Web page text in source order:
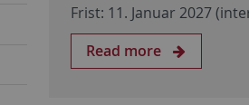
Frist: 11. Januar 2027
Read more